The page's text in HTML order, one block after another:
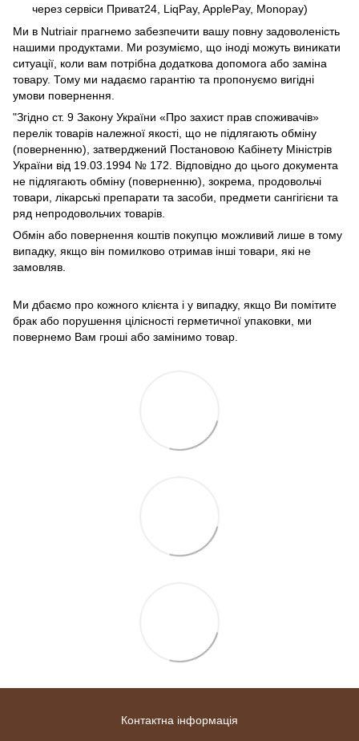
через сервіси Приват24, LiqPay, ApplePay, Monopay)
Ми в Nutriair прагнемо забезпечити вашу повну задоволеність
нашими продуктами. Ми розуміємо, що іноді можуть виникати
ситуації, коли вам потрібна додаткова допомога або заміна
товару. Тому ми надаємо гарантію та пропонуємо вигідні
умови повернення.
"Згідно ст. 9 Закону України «Про захист прав споживачів»
перелік товарів належної якості, що не підлягають обміну
(поверненню), затверджений Постановою Кабінету Міністрів
України від 19.03.1994 № 172. Відповідно до цього документа
не підлягають обміну (поверненню), зокрема, продовольчі
товари, лікарські препарати та засоби, предмети сангігієни та
ряд непродовольчих товарів.
Обмін або повернення коштів покупцю можливий лише в тому
випадку, якщо він помилково отримав інші товари, які не
замовляв.
Ми дбаємо про кожного клієнта і у випадку, якщо Ви помітите
брак або порушення цілісності герметичної упаковки, ми
повернемо Вам гроші або замінимо товар.
Контактна інформація